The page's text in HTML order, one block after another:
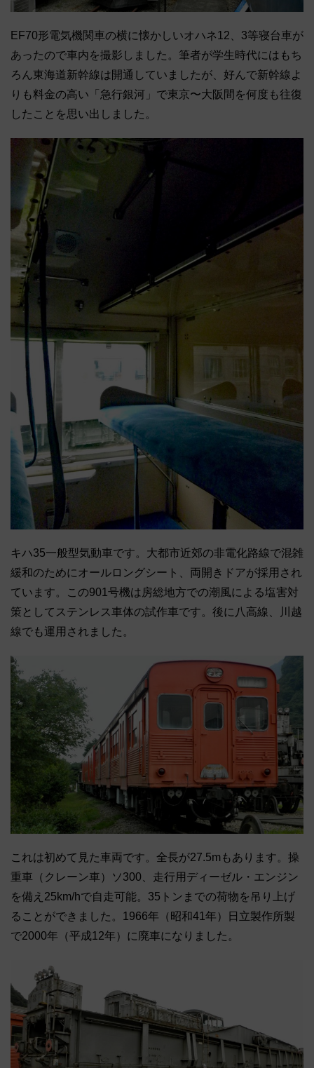
EF70形電気機関車の横に懐かしいオハネ12、3等寝台車が
あったので車内を撮影しました。筆者が学生時代にはもち
ろん東海道新幹線は開通していましたが、好んで新幹線よ
りも料金の高い「急行銀河」で東京〜大阪間を何度も往復
したことを思い出しました。
キハ35一般型気動車です。大都市近郊の非電化路線で混雑
緩和のためにオールロングシート、両開きドアが採用され
ています。この901号機は房総地方での潮風による塩害対
策としてステンレス車体の試作車です。後に八高線、川越
線でも運用されました。
これは初めて見た車両です。全長が27.5mもあります。操
重車（クレーン車）ソ300、走行用ディーゼル・エンジン
を備え25km/hで自走可能。35トンまでの荷物を吊り上げ
ることができました。1966年（昭和41年）日立製作所製
で2000年（平成12年）に廃車になりました。